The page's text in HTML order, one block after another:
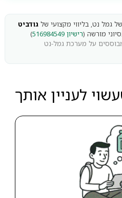
גמל נט, בליווי מקצועי של גודביט
מורשה (רישיון 516984549
)
· הנתונים מבוססים על מערכת גמל-נט
לעניין אותך